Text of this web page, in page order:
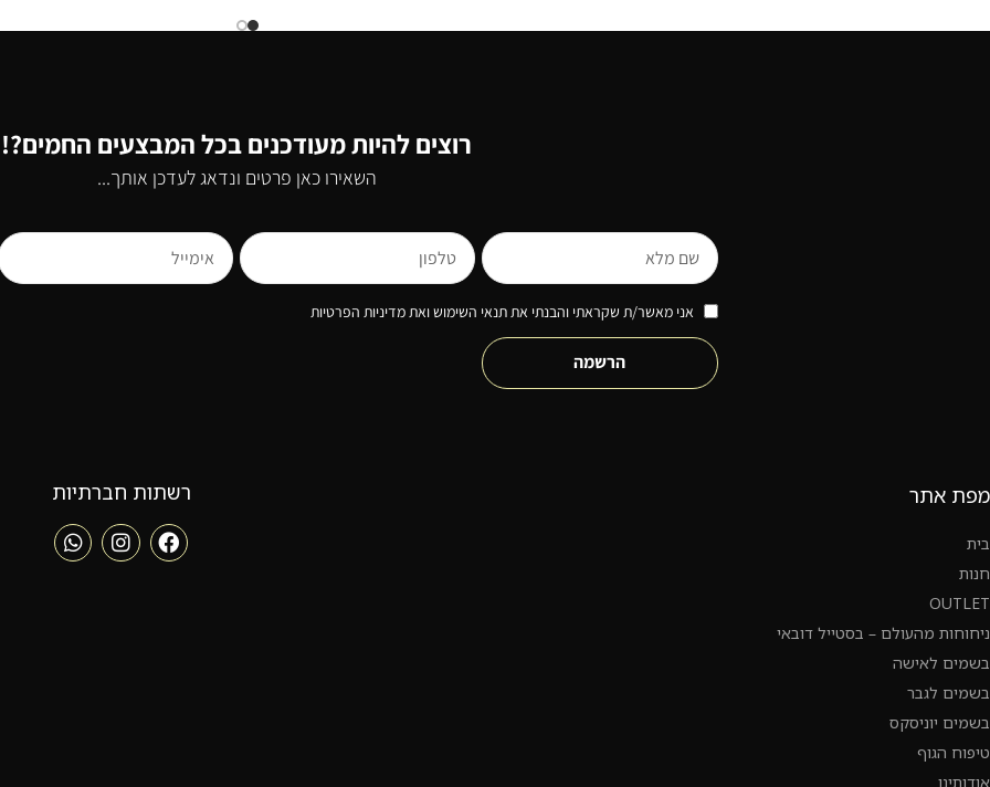
רוצים להיות מעודכנים בכל המבצעים החמים?!
השאירו כאן פרטים ונדאג לעדכן אותך...
אני מאשר/ת שקראתי והבנתי את תנאי השימוש ואת מדיניות הפרטיות
הרשמה
מפת אתר
בית
חנות
OUTLET
ניחוחות מהעולם – בסטייל דובאי
בשמים לאישה
בשמים לגבר
בשמים יוניסקס
טיפוח הגוף
אודותינו
רשתות חברתיות